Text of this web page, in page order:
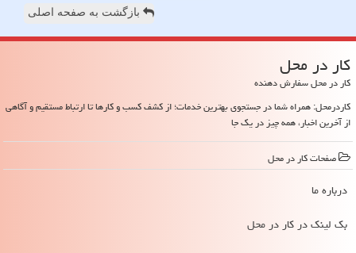
بازگشت به صفحه اصلی
كار در محل
کار در محل سفارش دهنده
کاردرمحل: همراه شما در جستجوی بهترین خدمات؛ از کشف کسب و کارها تا ارتباط مستقیم و آگاهی
از آخرین اخبار، همه چیز در یک جا
صفحات كار در محل
درباره ما
بک لینک در كار در محل